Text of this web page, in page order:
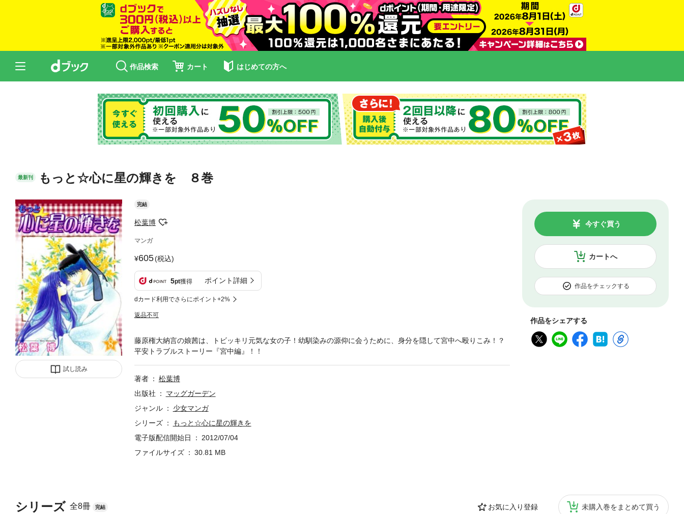
作品検索 カート はじめての方へ
最新刊 もっと☆心に星の輝きを ８巻
試し読み
完結
松葉博
マンガ
605(税込)
5pt獲得 ポイント詳細
dカード利用でさらにポイント+2%
返品不可
カートへ
今すぐ買う
作品をチェックする
作品をシェアする
シリーズ 全8冊 完結 お気に入り登録 未購入巻をまとめて買う
藤原権大納言の娘茜は、トビッキリ元気な女の子！幼馴染みの源仰に会うために、身分を隠して宮中へ殴りこみ！？
平安トラブルストーリー『宮中編』！！
著者
松葉博
出版社
マッグガーデン
ジャンル
少女マンガ
シリーズ
もっと☆心に星の輝きを
電子版配信開始日
2012/07/04
ファイルサイズ
30.81 MB